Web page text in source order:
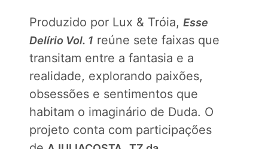
Produzido por Lux & Tróia, Esse
Delírio Vol. 1 reúne sete faixas que
transitam entre a fantasia e a
realidade, explorando paixões,
obsessões e sentimentos que
habitam o imaginário de Duda. O
projeto conta com participações